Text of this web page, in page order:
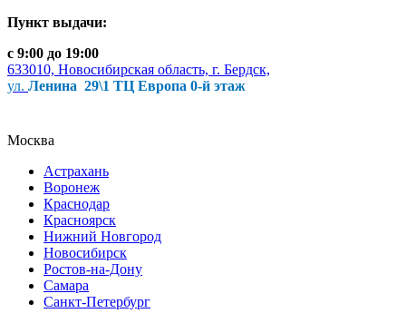
Пункт выдачи:
с 9:00 до 19:00
633010, Новосибирская область, г. Бердск,
ул. Ленина 29\1 ТЦ Европа 0-й этаж
Москва
Астрахань
Воронеж
Краснодар
Красноярск
Нижний Новгород
Новосибирск
Ростов-на-Дону
Самара
Санкт-Петербург